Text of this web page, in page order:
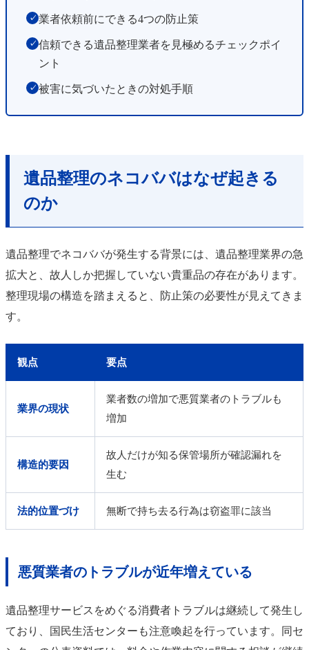
✓ 業者依頼前にできる4つの防止策
✓ 信頼できる遺品整理業者を見極めるチェックポイ
ント
✓ 被害に気づいたときの対処手順
遺品整理のネコババはなぜ起きる
のか
遺品整理でネコババが発生する背景には、遺品整理業界の急
拡大と、故人しか把握していない貴重品の存在があります。
整理現場の構造を踏まえると、防止策の必要性が見えてきま
す。
観点 要点
業界の現状
業者数の増加で悪質業者のトラブルも
増加
構造的要因
故人だけが知る保管場所が確認漏れを
生む
法的位置づけ 無断で持ち去る行為は窃盗罪に該当
悪質業者のトラブルが近年増えている
遺品整理サービスをめぐる消費者トラブルは継続して発生し
ており、国民生活センターも注意喚起を行っています。同セ